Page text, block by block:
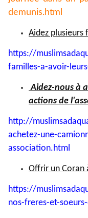
demunis.html
Aidez plusieurs
https://
familles-a-avoir-
Aidez-nous à
actions de
http://
achetez-une-
association.html
Offrir un Coran
https://
nos-freres-et-